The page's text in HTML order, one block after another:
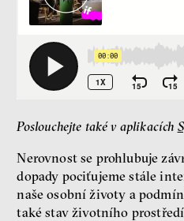
Poslouchejte také v aplikacích
Nerovnost se prohlubuje
dopady pociťujeme stále
naše osobní životy a
také stav životního